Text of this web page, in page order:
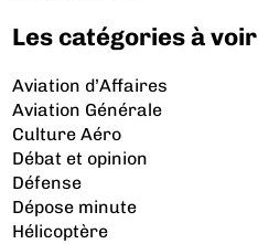
Les catégories à voir
Aviation d’Affaires
Aviation Générale
Culture Aéro
Débat et opinion
Défense
Dépose minute
Hélicoptère